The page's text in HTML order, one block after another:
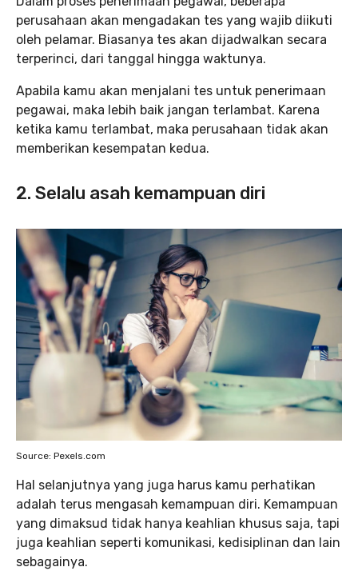
perusahaan akan mengadakan tes yang wajib diikuti
oleh pelamar. Biasanya tes akan dijadwalkan secara
terperinci, dari tanggal hingga waktunya.
Apabila kamu akan menjalani tes untuk penerimaan
pegawai, maka lebih baik jangan terlambat. Karena
ketika kamu terlambat, maka perusahaan tidak akan
memberikan kesempatan kedua.
2. Selalu asah kemampuan diri
Source: Pexels.com
Hal selanjutnya yang juga harus kamu perhatikan
adalah terus mengasah kemampuan diri. Kemampuan
yang dimaksud tidak hanya keahlian khusus saja, tapi
juga keahlian seperti komunikasi, kedisiplinan dan lain
sebagainya.